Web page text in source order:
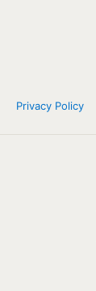
Privacy Policy